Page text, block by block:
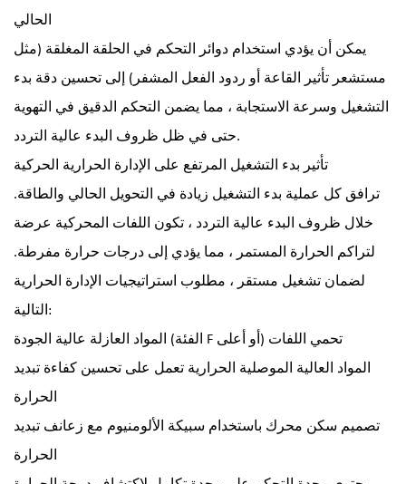
الحالي
يمكن أن يؤدي استخدام دوائر التحكم في الحلقة المغلقة (مثل
مستشعر تأثير القاعة أو ردود الفعل المشفر) إلى تحسين دقة بدء
التشغيل وسرعة الاستجابة ، مما يضمن التحكم الدقيق في التهوية
حتى في ظل ظروف البدء عالية التردد.
تأثير بدء التشغيل المرتفع على الإدارة الحرارية الحركية
ترافق كل عملية بدء التشغيل زيادة في التحويل الحالي والطاقة.
خلال ظروف البدء عالية التردد ، تكون اللفات المحركية عرضة
لتراكم الحرارة المستمر ، مما يؤدي إلى درجات حرارة مفرطة.
لضمان تشغيل مستقر ، مطلوب استراتيجيات الإدارة الحرارية
التالية:
المواد العازلة عالية الجودة (الفئة F أو أعلى) تحمي اللفات
المواد العالية الموصلية الحرارية تعمل على تحسين كفاءة تبديد
الحرارة
تصميم سكن محرك باستخدام سبيكة الألومنيوم مع زعانف تبديد
الحرارة